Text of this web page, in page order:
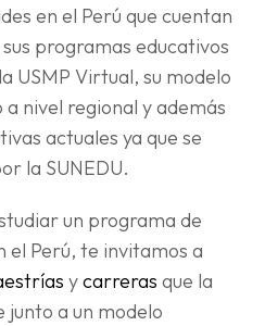
en el Perú que cuentan
programas educativos
USMP Virtual, su modelo
nivel regional y además
actuales ya que se
la SUNEDU.
un programa de
el Perú, te invitamos a
ycarreras que la
junto a un modelo